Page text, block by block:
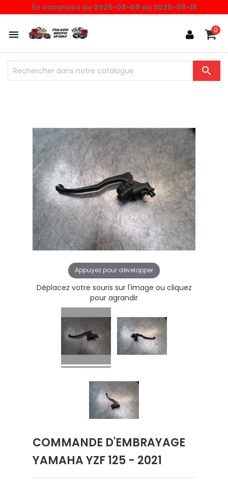
En vacances du 2026-08-08 au 2026-08-16
 0

Appuyez pour développer
Déplacez votre souris sur l'image ou cliquez
pour agrandir
COMMANDE D'EMBRAYAGE
YAMAHA YZF 125 - 2021